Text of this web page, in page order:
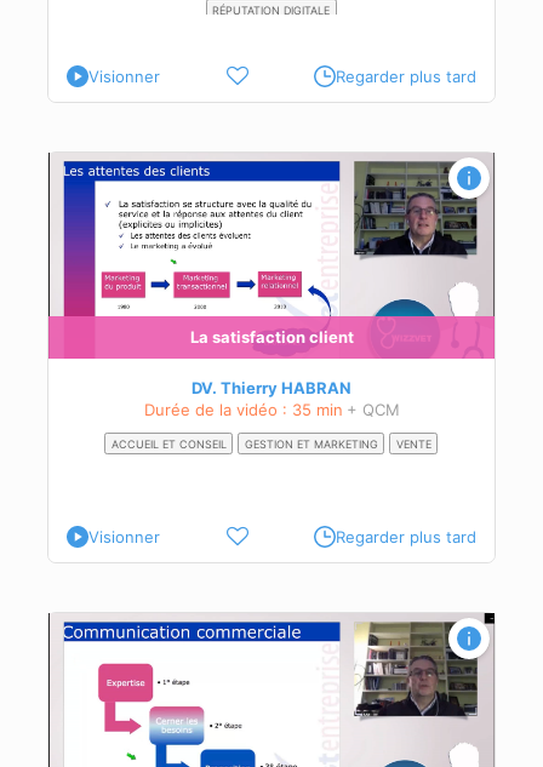
RÉPUTATION DIGITALE
Visionner Regarder plus tard
La satisfaction client
DV. Thierry HABRAN
Durée de la vidéo : 35 min + QCM
ACCUEIL ET CONSEIL GESTION ET MARKETING VENTE
Visionner Regarder plus tard